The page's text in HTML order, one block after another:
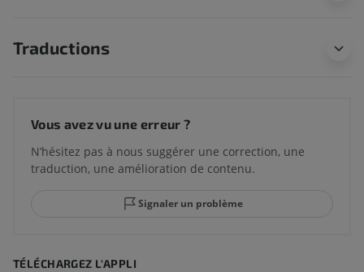
Traductions
Vous avez vu une erreur ?
N’hésitez pas à nous suggérer une correction, une
traduction, une amélioration de contenu.
Signaler un problème
TÉLÉCHARGEZ L'APPLI